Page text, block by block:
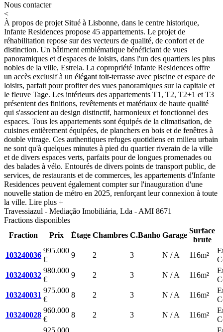
Nous contacter
<
À propos de projet Situé à Lisbonne, dans le centre historique,
Infante Residences propose 45 appartements. Le projet de
réhabilitation repose sur des vecteurs de qualité, de confort et de
distinction. Un bâtiment emblématique bénéficiant de vues
panoramiques et d'espaces de loisirs, dans l'un des quartiers les plus
nobles de la ville, Estrela. La copropriété Infante Residences offre
un accès exclusif à un élégant toit-terrasse avec piscine et espace de
loisirs, parfait pour profiter des vues panoramiques sur la capitale et
le fleuve Tage. Les intérieurs des appartements T1, T2, T2+1 et T3
présentent des finitions, revêtements et matériaux de haute qualité
qui s'associent au design distinctif, harmonieux et fonctionnel des
espaces. Tous les appartements sont équipés de la climatisation, de
cuisines entièrement équipées, de planchers en bois et de fenêtres à
double vitrage. Ces authentiques refuges quotidiens en milieu urbain
ne sont qu'à quelques minutes à pied du quartier riverain de la ville
et de divers espaces verts, parfaits pour de longues promenades ou
des balades à vélo. Entourés de divers points de transport public, de
services, de restaurants et de commerces, les appartements d'Infante
Residences peuvent également compter sur l'inauguration d'une
nouvelle station de métro en 2025, renforçant leur connexion à toute
la ville. Lire plus +
Travessiazul - Mediação Imobiliária, Lda - AMI 8671
Fractions disponibles
Fraction
Prix Étage Chambres C.Banho Garage
Surface
brute
103240036
995.000
€
9 2 3 N / A 116m²
103240032
980.000
€
9 2 3 N / A 116m²
103240031
975.000
€
8 2 3 N / A 116m²
103240028
960.000
€
8 2 3 N / A 116m²
925.000